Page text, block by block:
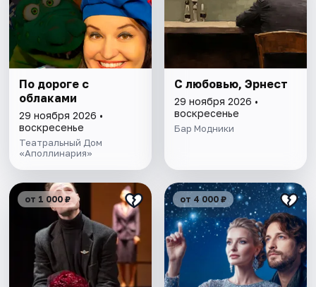
По дороге с
облаками
29 ноября 2026 •
воскресенье
Театральный Дом
«Аполлинария»
С любовью, Эрнест
29 ноября 2026 •
воскресенье
Бар Модники
от 1 000 ₽ от 4 000 ₽